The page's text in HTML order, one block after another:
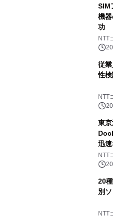
SIM
機
功
NTT
従
性
NTT
東
迅
NTT
20
別
NTT